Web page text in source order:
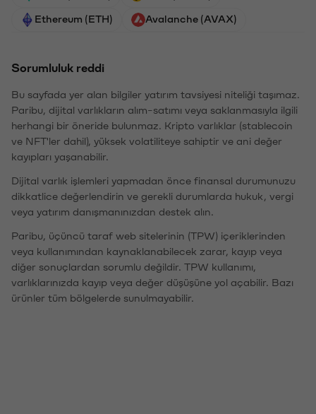
Ethereum (ETH) Avalanche (AVAX)
Sorumluluk reddi
Bu sayfada yer alan bilgiler yatırım tavsiyesi niteliği taşımaz.
Paribu, dijital varlıkların alım-satımı veya saklanmasıyla ilgili
herhangi bir öneride bulunmaz. Kripto varlıklar (stablecoin
ve NFT'ler dahil), yüksek volatiliteye sahiptir ve ani değer
kayıpları yaşanabilir.
Dijital varlık işlemleri yapmadan önce finansal durumunuzu
dikkatlice değerlendirin ve gerekli durumlarda hukuk, vergi
veya yatırım danışmanınızdan destek alın.
Paribu, üçüncü taraf web sitelerinin (TPW) içeriklerinden
veya kullanımından kaynaklanabilecek zarar, kayıp veya
diğer sonuçlardan sorumlu değildir. TPW kullanımı,
varlıklarınızda kayıp veya değer düşüşüne yol açabilir. Bazı
ürünler tüm bölgelerde sunulmayabilir.